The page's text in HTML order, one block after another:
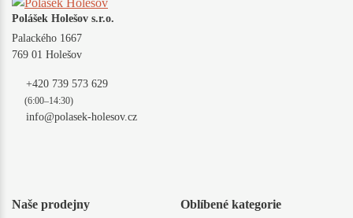
Polášek Holešov s.r.o.
Palackého 1667
769 01 Holešov
+420 739 573 629
(6:00–14:30)
info@polasek-holesov.cz
Naše prodejny Oblíbené kategorie